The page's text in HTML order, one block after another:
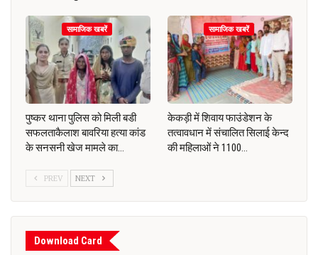
सामाजिक खबरें
पुष्कर थाना पुलिस को मिली बडी
सफलताकैलाश बावरिया हत्या कांड
के सनसनी खेज मामले का…
सामाजिक खबरें
केकड़ी में शिवाय फाउंडेशन के
तत्वावधान में संचालित सिलाई केन्द
की महिलाओं ने 1100…
PREV NEXT
Download Card